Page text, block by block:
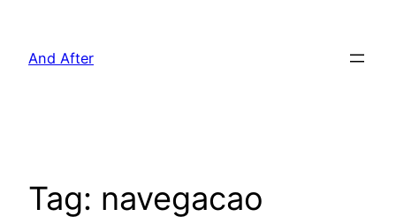
And After
Tag: navegacao